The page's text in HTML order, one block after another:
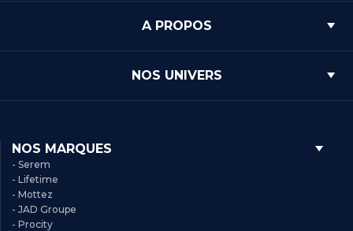
A PROPOS
NOS UNIVERS
NOS MARQUES
- Serem
- Lifetime
- Mottez
- JAD Groupe
- Procity